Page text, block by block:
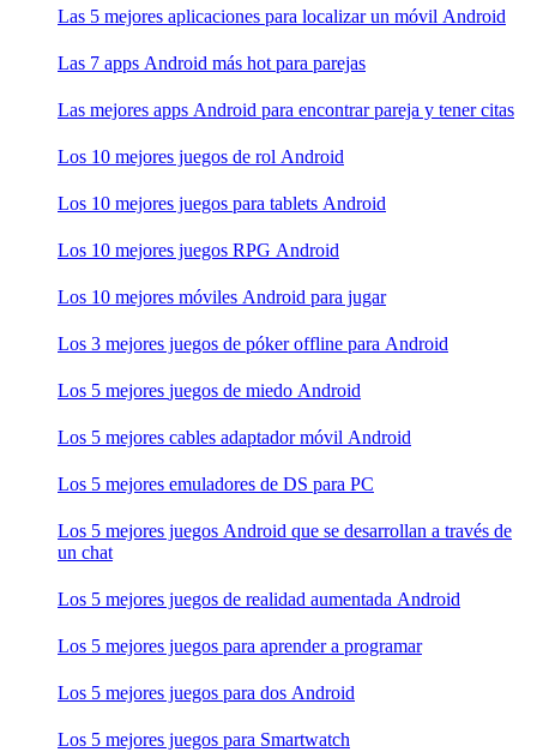
Las 5 mejores aplicaciones para localizar un móvil Android
Las 7 apps Android más hot para parejas
Las mejores apps Android para encontrar pareja y tener citas
Los 10 mejores juegos de rol Android
Los 10 mejores juegos para tablets Android
Los 10 mejores juegos RPG Android
Los 10 mejores móviles Android para jugar
Los 3 mejores juegos de póker offline para Android
Los 5 mejores juegos de miedo Android
Los 5 mejores cables adaptador móvil Android
Los 5 mejores emuladores de DS para PC
Los 5 mejores juegos Android que se desarrollan a través de
un chat
Los 5 mejores juegos de realidad aumentada Android
Los 5 mejores juegos para aprender a programar
Los 5 mejores juegos para dos Android
Los 5 mejores juegos para Smartwatch